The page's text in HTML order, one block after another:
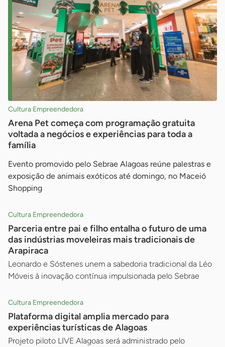
Cultura Empreendedora
Arena Pet começa com programação gratuita
voltada a negócios e experiências para toda a
família
Evento promovido pelo Sebrae Alagoas reúne palestras e
exposição de animais exóticos até domingo, no Maceió
Shopping
Cultura Empreendedora
Parceria entre pai e filho entalha o futuro de uma
das indústrias moveleiras mais tradicionais de
Arapiraca
Leonardo e Sóstenes unem a sabedoria tradicional da Léo
Móveis à inovação contínua impulsionada pelo Sebrae
Cultura Empreendedora
Plataforma digital amplia mercado para
experiências turísticas de Alagoas
Projeto piloto LIVE Alagoas será administrado pelo